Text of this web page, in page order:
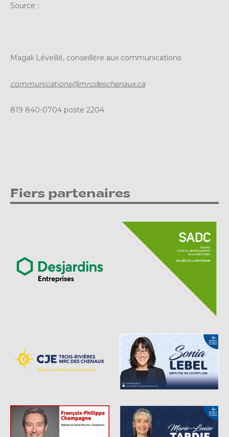
Source :
Magali Léveillé, conseillère aux communications
communications@mrcdeschenaux.ca
819 840-0704 poste 2204
Fiers partenaires